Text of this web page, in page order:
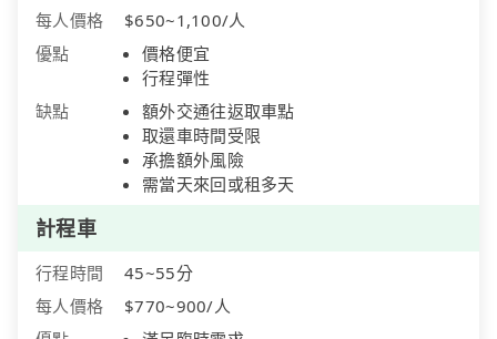
每人價格
$650~1,100/人
優點
價格便宜
行程彈性
缺點
額外交通往返取車點
取還車時間受限
承擔額外風險
需當天來回或租多天
計程車
行程時間
45~55分
每人價格
$770~900/人